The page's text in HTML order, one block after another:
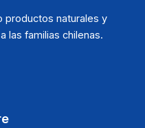
productos naturales y
las familias chilenas.